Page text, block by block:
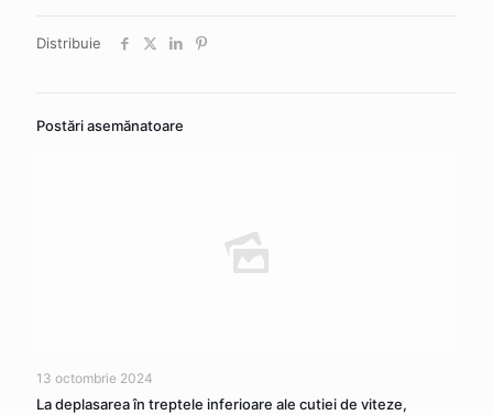
Distribuie
Postări asemănatoare
13 octombrie 2024
La deplasarea în treptele inferioare ale cutiei de viteze,